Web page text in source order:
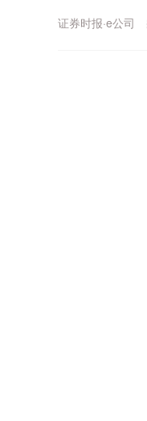
证券时报·e公司